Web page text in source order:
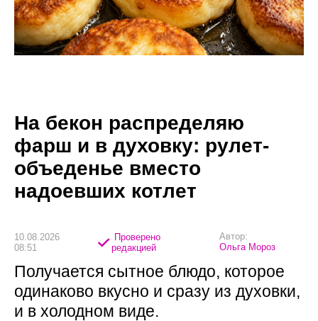
На бекон распределяю
фарш и в духовку: рулет-
объеденье вместо
надоевших котлет
10.08.2026
08:51
Проверено
редакцией
Автор:
Ольга Мороз
Получается сытное блюдо, которое
одинаково вкусно и сразу из духовки,
и в холодном виде.